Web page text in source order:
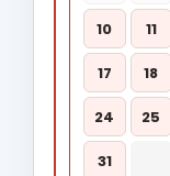
10 11
17 18
24 25
31